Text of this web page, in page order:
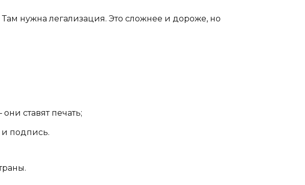
нужна легализация. Это сложнее и дороже, но
ставят печать;
и подпись.